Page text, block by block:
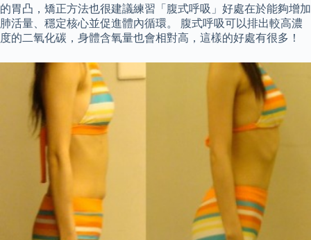
的胃凸，矯正方法也很建議練習「腹式呼吸」好處在於能夠增加
肺活量、穩定核心並促進體內循環。 腹式呼吸可以排出較高濃
度的二氧化碳，身體含氧量也會相對高，這樣的好處有很多！